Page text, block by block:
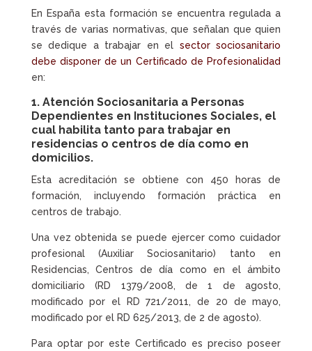
En España esta formación se encuentra regulada a
través de varias normativas, que señalan que quien
se dedique a trabajar en el sector sociosanitario
debe disponer de un Certificado de Profesionalidad
en:
1. Atención Sociosanitaria a Personas
Dependientes en Instituciones Sociales, el
cual habilita tanto para trabajar en
residencias o centros de día como en
domicilios.
Esta acreditación se obtiene con 450 horas de
formación, incluyendo formación práctica en
centros de trabajo.
Una vez obtenida se puede ejercer como cuidador
profesional (Auxiliar Sociosanitario) tanto en
Residencias, Centros de día como en el ámbito
domiciliario (RD 1379/2008, de 1 de agosto,
modificado por el RD 721/2011, de 20 de mayo,
modificado por el RD 625/2013, de 2 de agosto).
Para optar por este Certificado es preciso poseer